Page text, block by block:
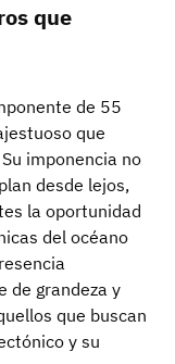
que
de 55
que
imponencia no
desde lejos,
la oportunidad
del océano
de grandeza y
que buscan
y su